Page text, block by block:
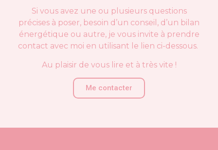
Si vous avez une ou plusieurs questions
précises à poser, besoin d’un conseil, d’un bilan
énergétique ou autre, je vous invite à prendre
contact avec moi en utilisant le lien ci-dessous.
Au plaisir de vous lire et à très vite !
Me contacter